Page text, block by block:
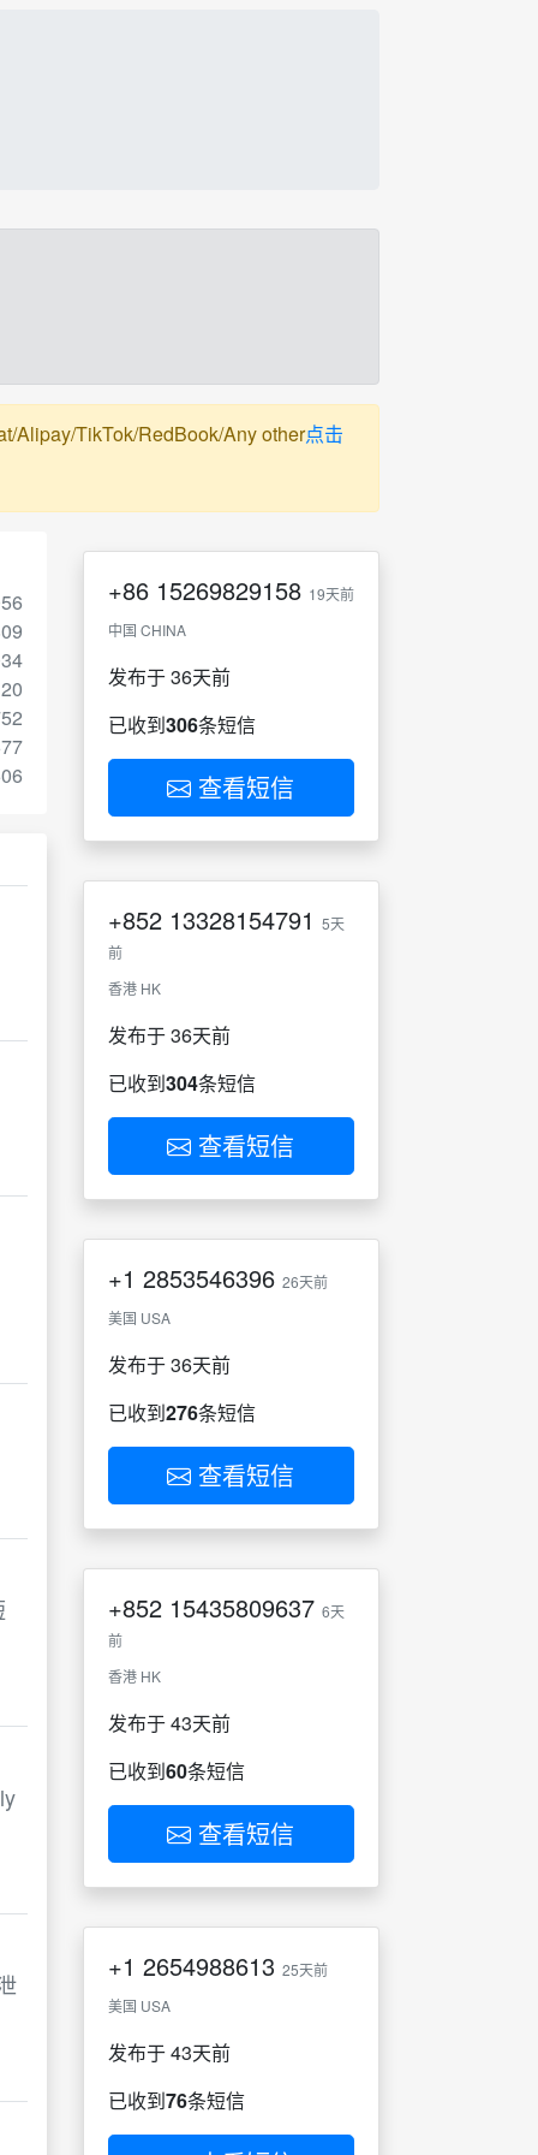
Alipay/TikTok/RedBook/Any other点击
+86 15269829158 19天前
中国 CHINA
发布于 36天前
已收到306条短信
查看短信
+852 13328154791 5天
前
香港 HK
发布于 36天前
已收到304条短信
查看短信
+1 2853546396 26天前
美国 USA
发布于 36天前
已收到276条短信
查看短信
+852 15435809637 6天
前
香港 HK
发布于 43天前
已收到60条短信
查看短信
+1 2654988613 25天前
美国 USA
发布于 43天前
已收到76条短信